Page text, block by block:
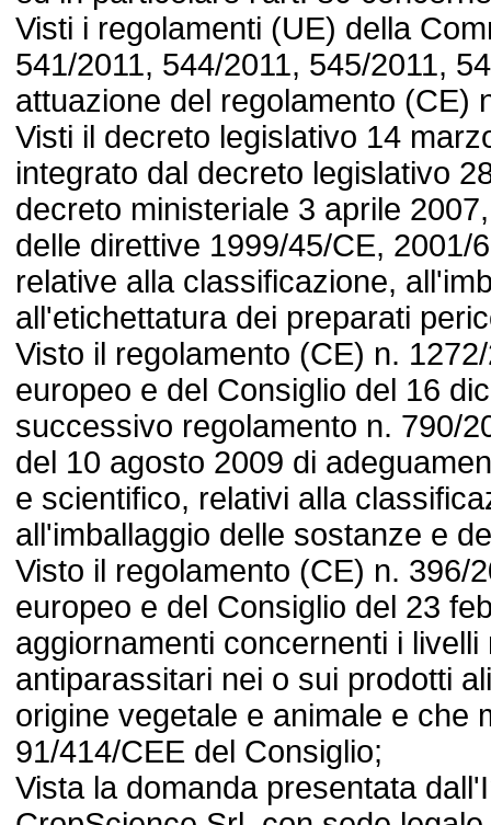
Visti i regolamenti (UE) della
541/2011, 544/2011, 545/2011,
attuazione del regolamento (CE)
Visti il decreto legislativo 14
integrato dal decreto legislativo
decreto ministeriale 3 aprile
delle direttive 1999/45/CE, 2001/
relative alla classificazione,
all'etichettatura dei preparati
Visto il regolamento (CE) n.
europeo e del Consiglio del 16
successivo regolamento n. 790/
del 10 agosto 2009 di
e scientifico, relativi alla
all'imballaggio delle sostanze e
Visto il regolamento (CE) n. 396/
europeo e del Consiglio del 23
aggiornamenti concernenti i
antiparassitari nei o sui prodotti
origine vegetale e animale e che
91/414/CEE del Consiglio;
Vista la domanda presentata